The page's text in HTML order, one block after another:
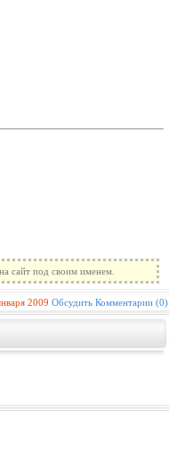
сайт под своим именем.
2009 Обсудить Комментарии (0)